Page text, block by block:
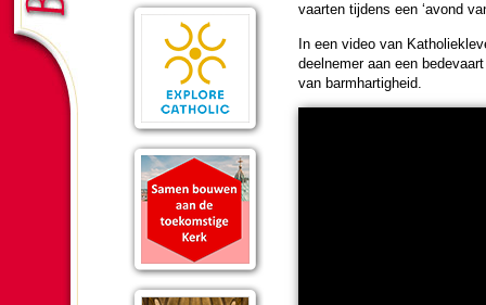
vaarten tij­dens een ‘avond
In een video van
deel­ne­mer aan een
van barm­har­tig­heid.